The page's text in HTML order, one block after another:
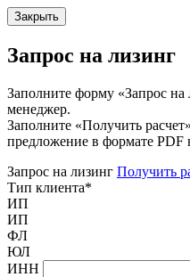
Закрыть
Запрос на лизинг
Заполните форму «Запрос на
менеджер.
Заполните «Получить
предложение в формате PDF
Запрос на лизинг Получить
Тип клиента*
ИП
ИП
ФЛ
ЮЛ
ИНН